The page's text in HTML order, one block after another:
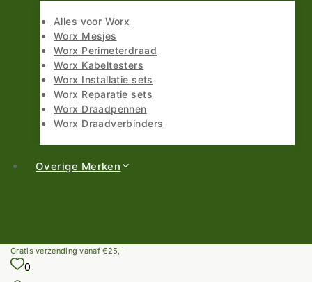
Alles voor Worx
Worx Mesjes
Worx Perimeterdraad
Worx Kabeltesters
Worx Installatie sets
Worx Reparatie sets
Worx Draadpennen
Worx Draadverbinders
Overige Merken
Gratis verzending vanaf €25,-
0